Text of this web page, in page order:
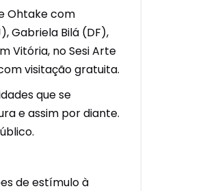
Ohtake com
Gabriela Bilá (DF),
Vitória, no Sesi Arte
visitação gratuita.
que se
e assim por diante.
de estímulo à